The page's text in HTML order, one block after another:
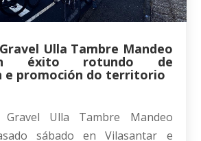
Ulla Tambre Mandeo
éxito rotundo de
e promoción do territorio
Ulla Tambre Mandeo
sábado en Vilasantar e